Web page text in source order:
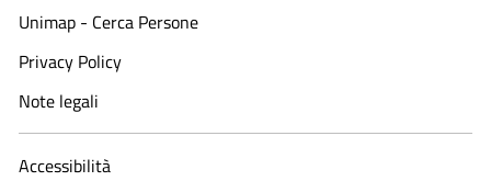
Unimap - Cerca Persone
Privacy Policy
Note legali
Accessibilità